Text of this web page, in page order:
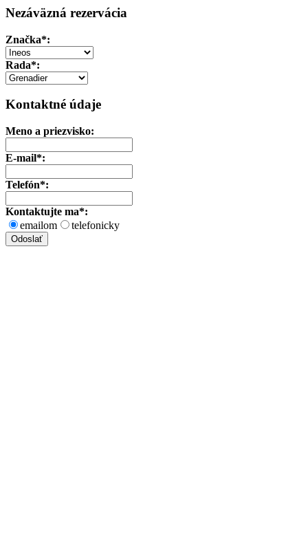
Nezáväzná rezervácia
Značka*:
Rada*:
Kontaktné údaje
Meno a priezvisko:
E-mail*:
Telefón*:
Kontaktujte ma*:
emailom
telefonicky